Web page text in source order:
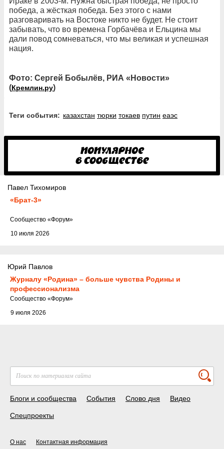
победа, а жёсткая победа. Без этого с нами
разговаривать на Востоке никто не будет. Не стоит
забывать, что во времена Горбачёва и Ельцина мы
дали повод сомневаться, что мы великая и успешная
нация.
Фото: Сергей Бобылёв, РИА «Новости»
(Кремлин.ру)
Теги события: казахстан тюрки токаев путин еаэс
Павел Тихомиров
«Брат-3»
10 июля 2026
Cообщество «Форум»
Юрий Павлов
Журналу «Родина» – больше чувства Родины и
профессионализма
9 июля 2026
Cообщество «Форум»
Блоги и сообщества События Слово дня Видео
Спецпроекты
О нас Контактная информация